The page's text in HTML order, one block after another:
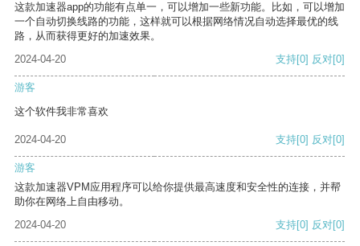
这款加速器app的功能有点单一，可以增加一些新功能。比如，可以增加
一个自动切换线路的功能，这样就可以根据网络情况自动选择最优的线
路，从而获得更好的加速效果。
2024-04-20
支持[0] 反对[0]
游客
这个软件我非常喜欢
2024-04-20 支持[0] 反对[0]
游客
这款加速器VPM应用程序可以给你提供最高速度和安全性的连接，并帮
助你在网络上自由移动。
2024-04-20
支持[0] 反对[0]